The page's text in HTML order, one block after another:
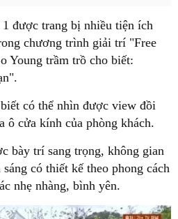
được trang bị nhiều tiện ích
chương trình giải trí "Free
Young trầm trồ cho biết:
có thể nhìn được view đồi
ô cửa kính của phòng khách.
bày trí sang trọng, không gian
có thiết kế theo phong cách
nhẹ nhàng, bình yên.